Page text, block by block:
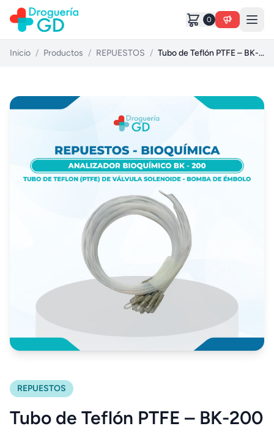
0
Inicio / Productos / REPUESTOS / Tubo de Teflón PTFE – BK-200
REPUESTOS
Tubo de Teflón PTFE – BK-200